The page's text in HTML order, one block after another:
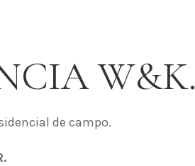
W&K.
de campo.